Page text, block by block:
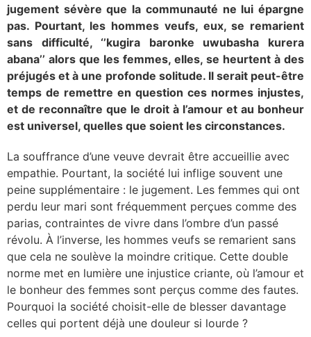
jugement sévère que la communauté ne lui épargne
pas. Pourtant, les hommes veufs, eux, se remarient
sans difficulté, ‘’kugira baronke uwubasha kurera
abana’’ alors que les femmes, elles, se heurtent à des
préjugés et à une profonde solitude. Il serait peut-être
temps de remettre en question ces normes injustes,
et de reconnaître que le droit à l’amour et au bonheur
est universel, quelles que soient les circonstances.
La souffrance d’une veuve devrait être accueillie avec
empathie. Pourtant, la société lui inflige souvent une
peine supplémentaire : le jugement. Les femmes qui ont
perdu leur mari sont fréquemment perçues comme des
parias, contraintes de vivre dans l’ombre d’un passé
révolu. À l’inverse, les hommes veufs se remarient sans
que cela ne soulève la moindre critique. Cette double
norme met en lumière une injustice criante, où l’amour et
le bonheur des femmes sont perçus comme des fautes.
Pourquoi la société choisit-elle de blesser davantage
celles qui portent déjà une douleur si lourde ?